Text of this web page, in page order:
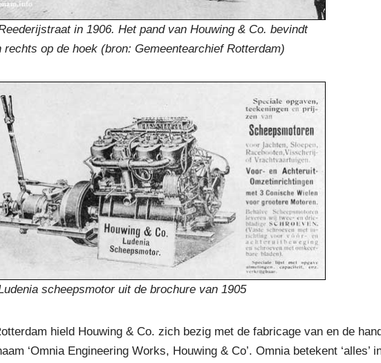
in 1906. Het pand van Houwing & Co. bevindt
rechts op de hoek (bron: Gemeentearchief Rotterdam)
scheepsmotor uit de brochure van 1905
hield Houwing & Co. zich bezig met de fabricage van en de
‘Omnia Engineering Works, Houwing & Co’. Omnia betekent ‘alles’